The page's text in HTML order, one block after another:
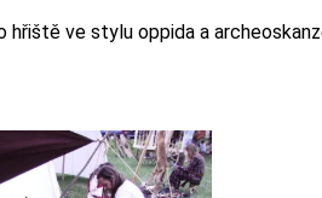
hřiště ve stylu oppida a